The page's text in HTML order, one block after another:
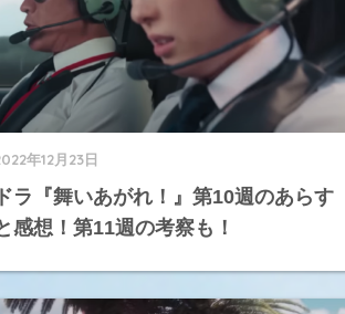
年12月23日
ラ『舞いあがれ！』第10週のあらす
感想！第11週の考察も！